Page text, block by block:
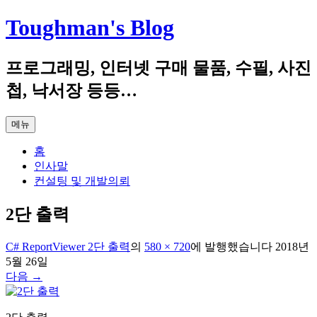
컨
텐
로
건
너
기
Toughman's Blog
프로그래밍, 인터넷 구매 물품, 수필, 사진
첩, 낙서장 등등…
메뉴
홈
인사말
컨설팅 및 개발의뢰
2단 출력
C# ReportViewer 2단 출력의 580 × 720에 발행했습니다 2018년
5월 26일
다음 →